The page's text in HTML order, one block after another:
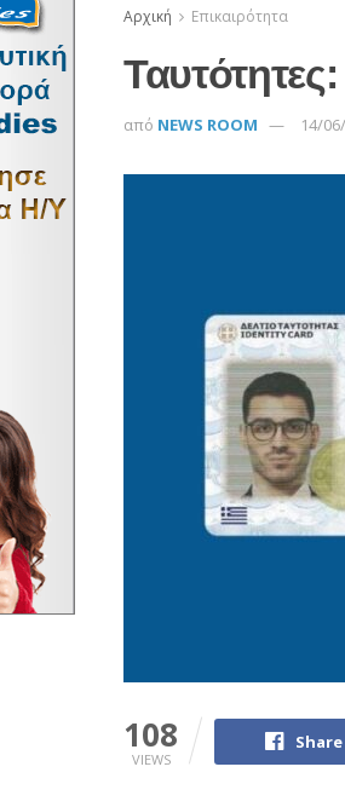
Αρχική Επικαιρότητα
από NEWS ROOM 14/
108
VIEWS